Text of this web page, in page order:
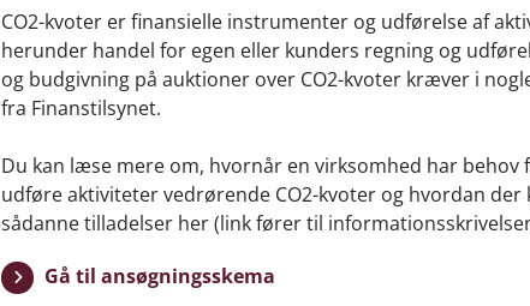
CO2-kvoter er finansielle instrumenter og udførelse af
herunder handel for egen eller kunders regning og
og budgivning på auktioner over CO2-kvoter kræver i
fra Finanstilsynet.
Du kan læse mere om, hvornår en virksomhed har behov
udføre aktiviteter vedrørende CO2-kvoter og hvordan der
sådanne tilladelser her (link fører til
Gå til ansøgningsskema